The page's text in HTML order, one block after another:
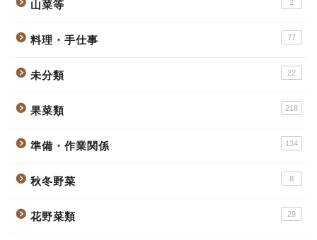
山菜等 2
料理・手仕事 77
未分類 22
果菜類 218
準備・作業関係 134
秋冬野菜 8
花野菜類 29